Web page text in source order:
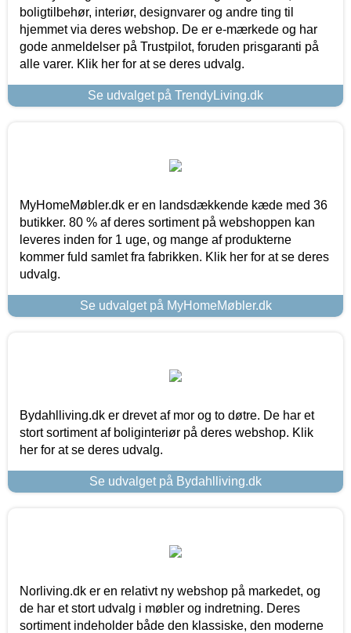
boligtilbehør, interiør, designvarer og andre ting til
hjemmet via deres webshop. De er e-mærkede og har
gode anmeldelser på Trustpilot, foruden prisgaranti på
alle varer. Klik her for at se deres udvalg.
Se udvalget på TrendyLiving.dk
MyHomeMøbler.dk er en landsdækkende kæde med 36
butikker. 80 % af deres sortiment på webshoppen kan
leveres inden for 1 uge, og mange af produkterne
kommer fuld samlet fra fabrikken. Klik her for at se deres
udvalg.
Se udvalget på MyHomeMøbler.dk
Bydahlliving.dk er drevet af mor og to døtre. De har et
stort sortiment af boliginteriør på deres webshop. Klik
her for at se deres udvalg.
Se udvalget på Bydahlliving.dk
Norliving.dk er en relativt ny webshop på markedet, og
de har et stort udvalg i møbler og indretning. Deres
sortiment indeholder både den klassiske, den moderne